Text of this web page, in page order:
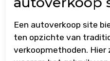
Een autoverkoop site
ten opzichte van
verkoopmethoden. Hier